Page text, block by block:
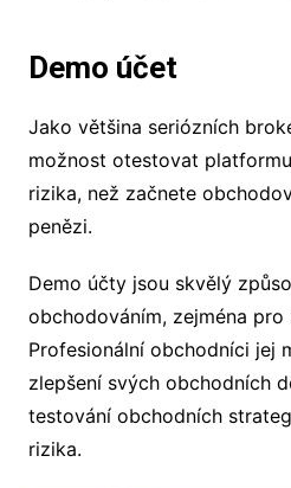
Demo účet
Jako většina seriózních
možnost otestovat
rizika, než začnete
penězi.
Demo účty jsou skvělý
obchodováním, zejména pro
Profesionální obchodníci jej
zlepšení svých obchodních
testování obchodních
rizika.